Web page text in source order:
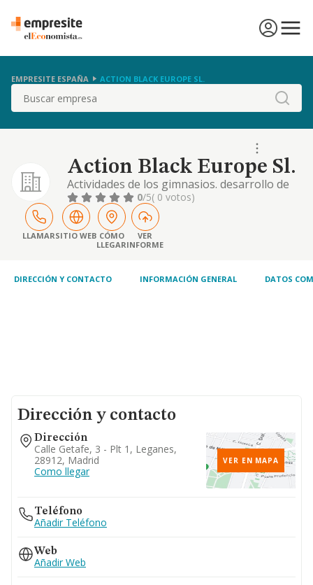
EMPRESITE ESPAÑA ACTION BLACK EUROPE SL.
Buscar
Action Black Europe Sl.
Actividades de los gimnasios. desarrollo de
actividades deportivas. comercio al por
menor de productos deportivos y de
nutrición. comercio al por menor de ropa.
realización y organización de actividades
deportivas, recreativas y lúdicas. servicio de
princi
0/5( 0 votos)
LLAMARSITIO WEB CÓMO
LLEGAR
VER
INFORME
DIRECCIÓN Y CONTACTO INFORMACIÓN GENERAL DATOS
Dirección y contacto
Dirección
Calle Getafe, 3 - Plt 1, Leganes,
28912, Madrid
Como llegar
VER EN MAPA
Teléfono
Añadir Teléfono
Web
Añadir Web